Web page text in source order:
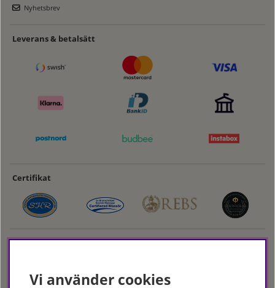
Nyhetsbrev
Leverans & betalsätt
Certifikat
Vi använder cookies